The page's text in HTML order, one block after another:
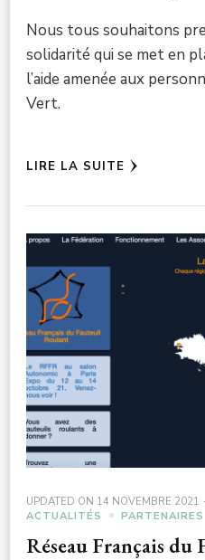
Nous tous souhaitons
solidarité qui se met en
l’aide amenée aux
Vert.
LIRE LA SUITE
UPDATED ON 14 NOVEMBRE 2021
ACTUALITÉS
PARTENAIRES
Réseau Français